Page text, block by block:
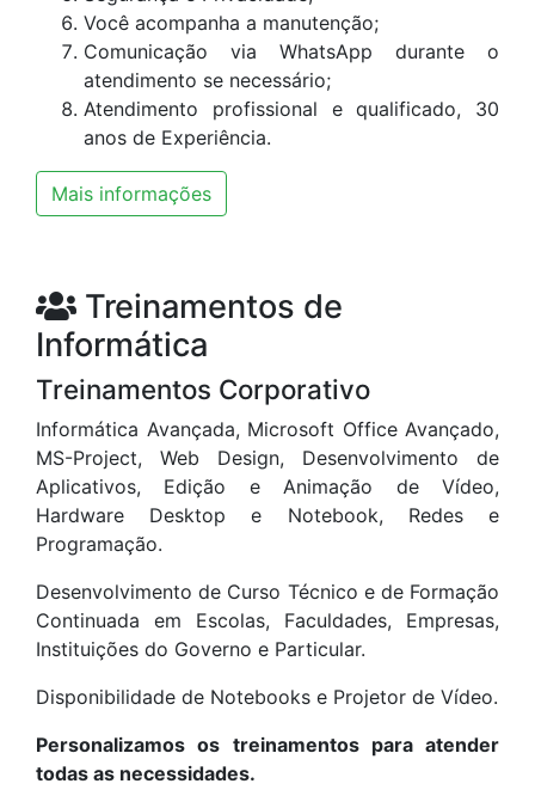
Você acompanha a manutenção;
Comunicação via WhatsApp durante o
atendimento se necessário;
Atendimento profissional e qualificado, 30
anos de Experiência.
Mais informações
Treinamentos de
Informática
Treinamentos Corporativo
Informática Avançada, Microsoft Office Avançado,
MS-Project, Web Design, Desenvolvimento de
Aplicativos, Edição e Animação de Vídeo,
Hardware Desktop e Notebook, Redes e
Programação.
Desenvolvimento de Curso Técnico e de Formação
Continuada em Escolas, Faculdades, Empresas,
Instituições do Governo e Particular.
Disponibilidade de Notebooks e Projetor de Vídeo.
Personalizamos os treinamentos para atender
todas as necessidades.